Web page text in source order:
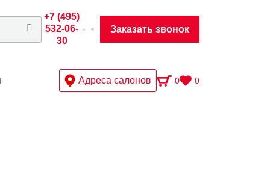
+7 (495)
532-06-
30
Заказать звонок
Адреса салонов 0 0